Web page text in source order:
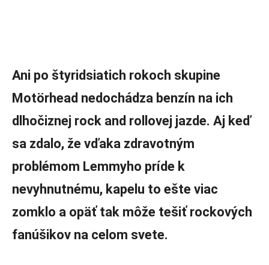
Ani po štyridsiatich rokoch skupine
Motörhead nedochádza benzín na ich
dlhočiznej rock and rollovej jazde. Aj keď
sa zdalo, že vďaka zdravotným
problémom Lemmyho príde k
nevyhnutnému, kapelu to ešte viac
zomklo a opäť tak môže tešiť rockových
fanúšikov na celom svete.